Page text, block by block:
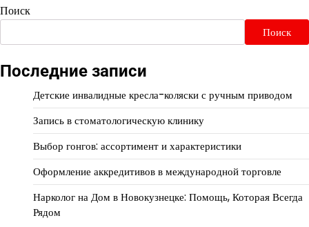
Поиск
Поиск
Последние записи
Детские инвалидные кресла-коляски с ручным приводом
Запись в стоматологическую клинику
Выбор гонгов: ассортимент и характеристики
Оформление аккредитивов в международной торговле
Нарколог на Дом в Новокузнецке: Помощь, Которая Всегда
Рядом